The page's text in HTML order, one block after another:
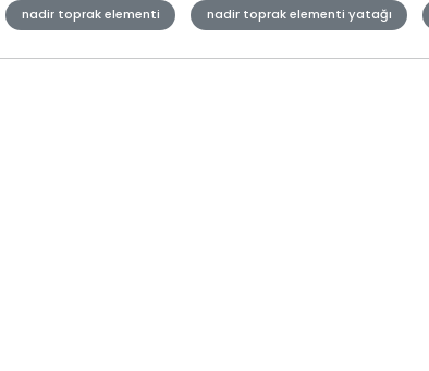
nadir toprak elementi nadir toprak elementi yatağı